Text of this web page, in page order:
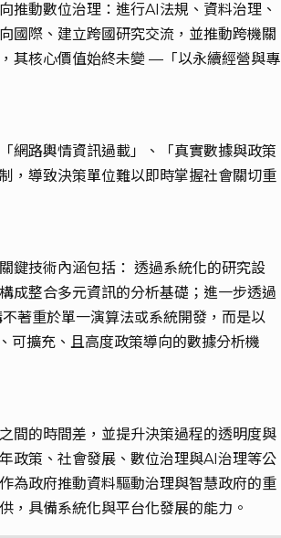
推動數位治理：進行AI法規、資料治理、
國際、建立跨國研究交流，並推動跨機關
其核心價值始終未變 —「以永續經營與專
網路輿情資訊過載」、「真實數據與政策
，導致決策單位難以即時掌握社會關切重
鍵技術內涵包括： 透過系統化的研究設
成整合多元資訊的分析基礎；進一步透過
著重於單一演算法或系統開發，而是以
可擴充、且高度政策導向的數據分析機
間的時間差，並提升決策過程的透明度與
政策、社會發展、數位治理與AI治理等公
為政府推動資料驅動治理與智慧政府的重
，具備系統化與平台化發展的能力。